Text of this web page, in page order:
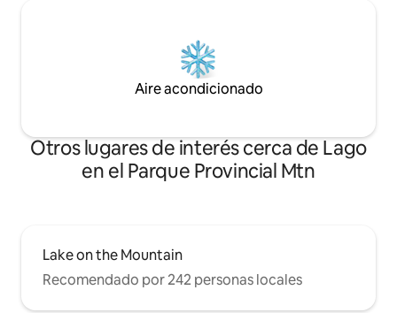
Aire acondicionado
Otros lugares de interés cerca de Lago
en el Parque Provincial Mtn
Lake on the Mountain
Recomendado por 242 personas locales